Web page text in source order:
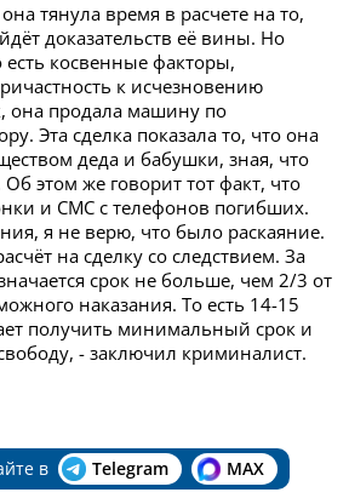
тянула время в расчете на то,
доказательств её вины. Но
есть косвенные факторы,
к исчезновению
она продала машину по
Эта сделка показала то, что она
деда и бабушки, зная, что
этом же говорит тот факт, что
и СМС с телефонов погибших.
я не верю, что было раскаяние.
на сделку со следствием. За
срок не больше, чем 2/3 от
наказания. То есть 14-15
получить минимальный срок и
- заключил криминалист.
в Telegram MAX